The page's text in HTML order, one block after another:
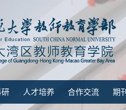
人才培养 合作交流 期